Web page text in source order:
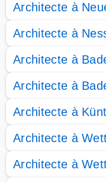
Architecte à
Architecte à
Architecte à
Architecte à
Architecte à
Architecte à
Architecte à